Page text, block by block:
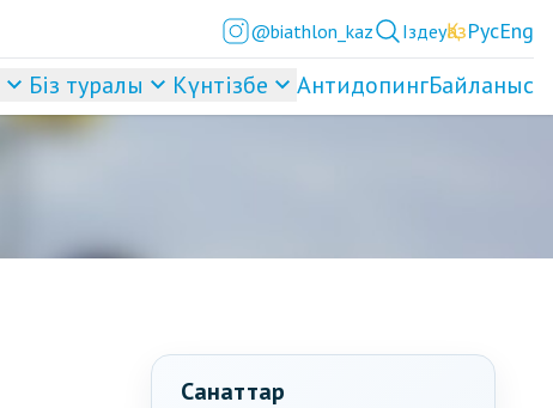
@biathlon_kaz ІздеуҚазРусEng
Біз туралы Күнтізбе АнтидопингБайланыс
Санаттар